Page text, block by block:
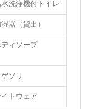
水洗浄機付トイレ
器（貸出）
ディソープ
ゲソリ
イトウェア